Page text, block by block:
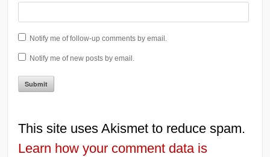
Notify me of follow-up comments by email.
Notify me of new posts by email.
This site uses Akismet to reduce spam.
Learn how your comment data is